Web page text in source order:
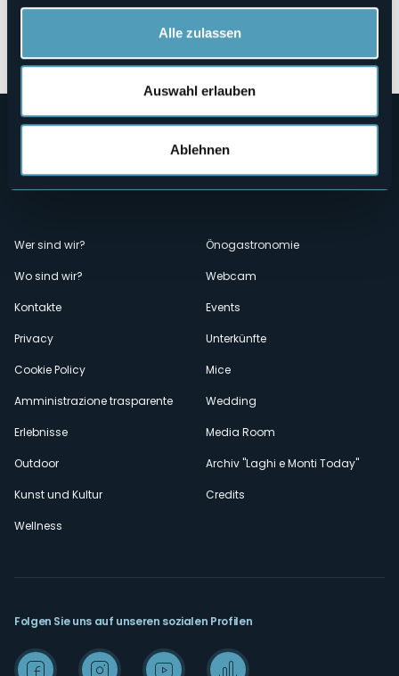
Alle zulassen
Auswahl erlauben
Ablehnen
Öffnen Sie die Karte
Menù
secondario
Wer sind wir?
Wo sind wir?
Kontakte
Privacy
Cookie Policy
Amministrazione trasparente
Erlebnisse
Outdoor
Kunst und Kultur
Wellness
Önogastronomie
Webcam
Events
Unterkünfte
Mice
Wedding
Media Room
Archiv "Laghi e Monti Today"
Credits
Folgen Sie uns auf unseren sozialen Profilen